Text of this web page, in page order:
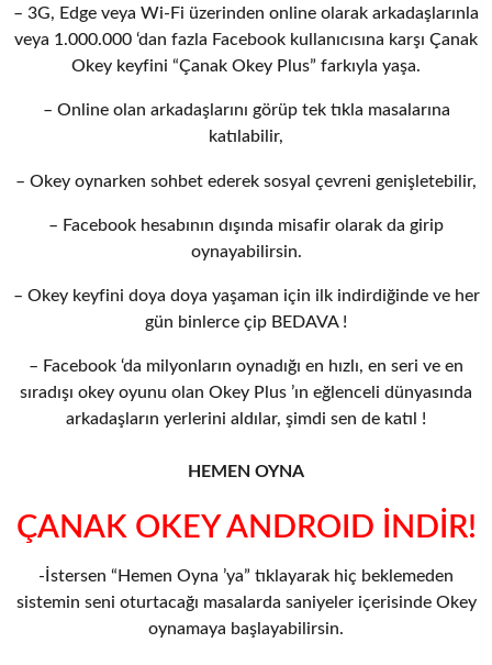
– 3G, Edge veya Wi-Fi üzerinden online olarak arkadaşlarınla
veya 1.000.000 ‘dan fazla Facebook kullanıcısına karşı Çanak
Okey keyfini “Çanak Okey Plus” farkıyla yaşa.
– Online olan arkadaşlarını görüp tek tıkla masalarına
katılabilir,
– Okey oynarken sohbet ederek sosyal çevreni genişletebilir,
– Facebook hesabının dışında misafir olarak da girip
oynayabilirsin.
– Okey keyfini doya doya yaşaman için ilk indirdiğinde ve her
gün binlerce çip BEDAVA !
– Facebook ‘da milyonların oynadığı en hızlı, en seri ve en
sıradışı okey oyunu olan Okey Plus ’ın eğlenceli dünyasında
arkadaşların yerlerini aldılar, şimdi sen de katıl !
HEMEN OYNA
ÇANAK OKEY ANDROID İNDİR!
-İstersen “Hemen Oyna ’ya” tıklayarak hiç beklemeden
sistemin seni oturtacağı masalarda saniyeler içerisinde Okey
oynamaya başlayabilirsin.